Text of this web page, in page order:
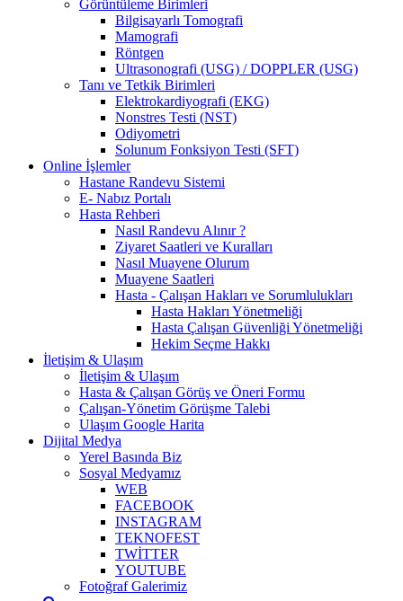
Görüntüleme Birimleri
Bilgisayarlı Tomografi
Mamografi
Röntgen
Ultrasonografi (USG) / DOPPLER (USG)
Tanı ve Tetkik Birimleri
Elektrokardiyografi (EKG)
Nonstres Testi (NST)
Odiyometri
Solunum Fonksiyon Testi (SFT)
Online İşlemler
Hastane Randevu Sistemi
E- Nabız Portalı
Hasta Rehberi
Nasıl Randevu Alınır ?
Ziyaret Saatleri ve Kuralları
Nasıl Muayene Olurum
Muayene Saatleri
Hasta - Çalışan Hakları ve Sorumlulukları
Hasta Hakları Yönetmeliği
Hasta Çalışan Güvenliği Yönetmeliği
Hekim Seçme Hakkı
İletişim & Ulaşım
İletişim & Ulaşım
Hasta & Çalışan Görüş ve Öneri Formu
Çalışan-Yönetim Görüşme Talebi
Ulaşım Google Harita
Dijital Medya
Yerel Basında Biz
Sosyal Medyamız
WEB
FACEBOOK
INSTAGRAM
TEKNOFEST
TWİTTER
YOUTUBE
Fotoğraf Galerimiz